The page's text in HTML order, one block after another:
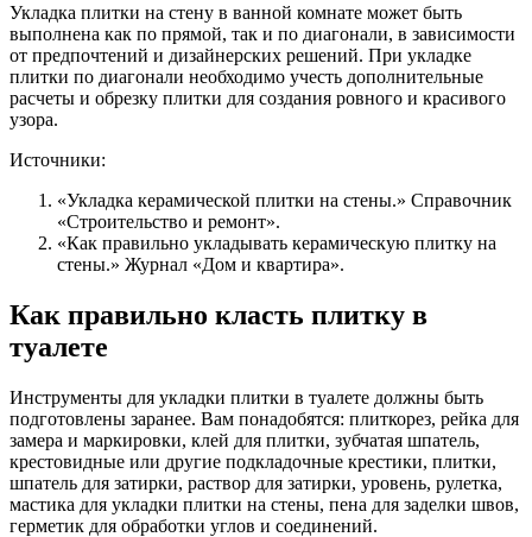
Укладка плитки на стену в ванной комнате может быть
выполнена как по прямой, так и по диагонали, в зависимости
от предпочтений и дизайнерских решений. При укладке
плитки по диагонали необходимо учесть дополнительные
расчеты и обрезку плитки для создания ровного и красивого
узора.
Источники:
«Укладка керамической плитки на стены.» Справочник
«Строительство и ремонт».
«Как правильно укладывать керамическую плитку на
стены.» Журнал «Дом и квартира».
Как правильно класть плитку в
туалете
Инструменты для укладки плитки в туалете должны быть
подготовлены заранее. Вам понадобятся: плиткорез, рейка для
замера и маркировки, клей для плитки, зубчатая шпатель,
крестовидные или другие подкладочные крестики, плитки,
шпатель для затирки, раствор для затирки, уровень, рулетка,
мастика для укладки плитки на стены, пена для заделки швов,
герметик для обработки углов и соединений.